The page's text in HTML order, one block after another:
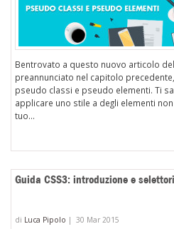
Bentrovato a questo nuovo articolo
preannunciato nel capitolo
pseudo classi e pseudo elementi. Ti
applicare uno stile a degli elementi
tuo...
Guida CSS3: introduzione e selettori
di Luca Pipolo | 30 Mar 2015